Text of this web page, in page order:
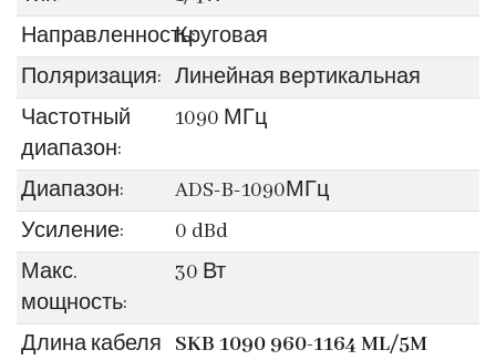
Направленность:Круговая
Поляризация: Линейная вертикальная
Частотный
диапазон:
1090 МГц
Диапазон:
ADS-B-1090МГц
Усиление:
0 dBd
Макс.
мощность:
30 Вт
Длина кабеля SKB 1090 960-1164 ML/5M